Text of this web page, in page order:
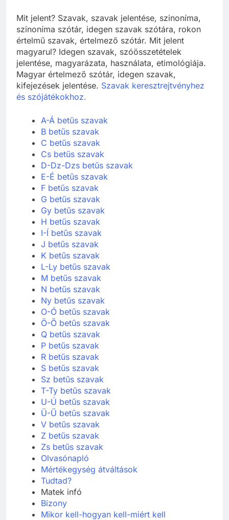
Mit jelent? Szavak, szavak jelentése, szinoníma,
szinoníma szótár, idegen szavak szótára, rokon
értelmű szavak, értelmező szótár. Mit jelent
magyarul? Idegen szavak, szóösszetételek
jelentése, magyarázata, használata, etimológiája.
Magyar értelmező szótár, idegen szavak,
kifejezések jelentése. Szavak keresztrejtvényhez
és szójátékokhoz.
A-Á betűs szavak
B betűs szavak
C betűs szavak
Cs betűs szavak
D-Dz-Dzs betűs szavak
E-É betűs szavak
F betűs szavak
G betűs szavak
Gy betűs szavak
H betűs szavak
I-Í betűs szavak
J betűs szavak
K betűs szavak
L-Ly betűs szavak
M betűs szavak
N betűs szavak
Ny betűs szavak
O-Ó betűs szavak
Ö-Ő betűs szavak
Q betűs szavak
P betűs szavak
R betűs szavak
S betűs szavak
Sz betűs szavak
T-Ty betűs szavak
U-Ú betűs szavak
Ü-Ű betűs szavak
V betűs szavak
Z betűs szavak
Zs betűs szavak
Olvasónapló
Mértékegység átváltások
Tudtad?
Matek infó
Bizony
Mikor kell-hogyan kell-miért kell